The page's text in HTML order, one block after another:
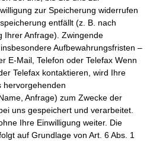
zur Speicherung widerrufen
entfällt (z. B. nach
Ihrer Anfrage). Zwingende
Aufbewahrungsfristen –
E-Mail, Telefon oder Telefax Wenn
Telefax kontaktieren, wird Ihre
hervorgehenden
Anfrage) zum Zwecke der
uns gespeichert und verarbeitet.
Ihre Einwilligung weiter. Die
auf Grundlage von Art. 6 Abs. 1